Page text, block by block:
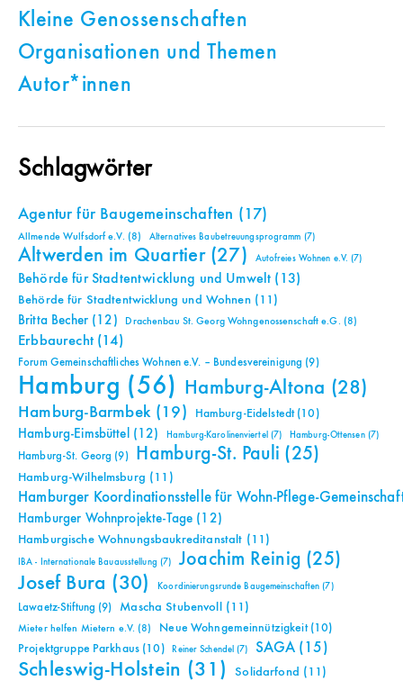
Kleine Genossenschaften
Organisationen und Themen
Autor*innen
Schlagwörter
Agentur für Baugemeinschaften (17)
Allmende Wulfsdorf e.V. (8) Alternatives Baubetreuungsprogramm (7)
Altwerden im Quartier(27) Autofreies Wohnen e.V. (7)
Behörde für Stadtentwicklung und Umwelt (13)
Behörde für Stadtentwicklung und Wohnen(11)
Britta Becher(12) Drachenbau St. Georg Wohngenossenschaft e.G. (8)
Erbbaurecht(14)
Forum Gemeinschaftliches Wohnen e.V. – Bundesvereinigung (9)
Hamburg (56) Hamburg-Altona (28)
Hamburg-Barmbek (19) Hamburg-Eidelstedt(10)
Hamburg-Eimsbüttel (12) Hamburg-Karolinenviertel (7) Hamburg-Ottensen(7)
Hamburg-St. Georg (9) Hamburg-St. Pauli (25)
Hamburg-Wilhelmsburg (11)
Hamburger Koordinationsstelle für Wohn-Pflege-
Hamburger Wohnprojekte-Tage (12)
Hamburgische Wohnungsbaukreditanstalt (11)
IBA - Internationale Bauausstellung (7) Joachim Reinig (25)
Josef Bura (30) Koordinierungsrunde Baugemeinschaften (7)
Lawaetz-Stiftung (9) Mascha Stubenvoll (11)
Mieter helfen Mietern e.V. (8) Neue Wohngemeinnützigkeit(10)
Projektgruppe Parkhaus (10) Reiner Schendel (7) SAGA(15)
Schleswig-Holstein (31) Solidarfond (11)